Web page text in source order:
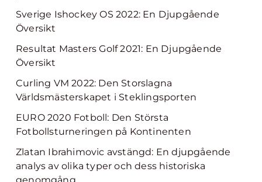
Sverige Ishockey OS 2022: En Djupgående
Översikt
Resultat Masters Golf 2021: En Djupgående
Översikt
Curling VM 2022: Den Storslagna
Världsmästerskapet i Steklingsporten
EURO 2020 Fotboll: Den Största
Fotbollsturneringen på Kontinenten
Zlatan Ibrahimovic avstängd: En djupgående
analys av olika typer och dess historiska